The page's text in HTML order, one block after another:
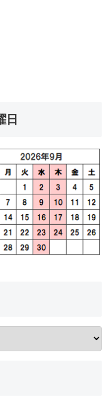
日